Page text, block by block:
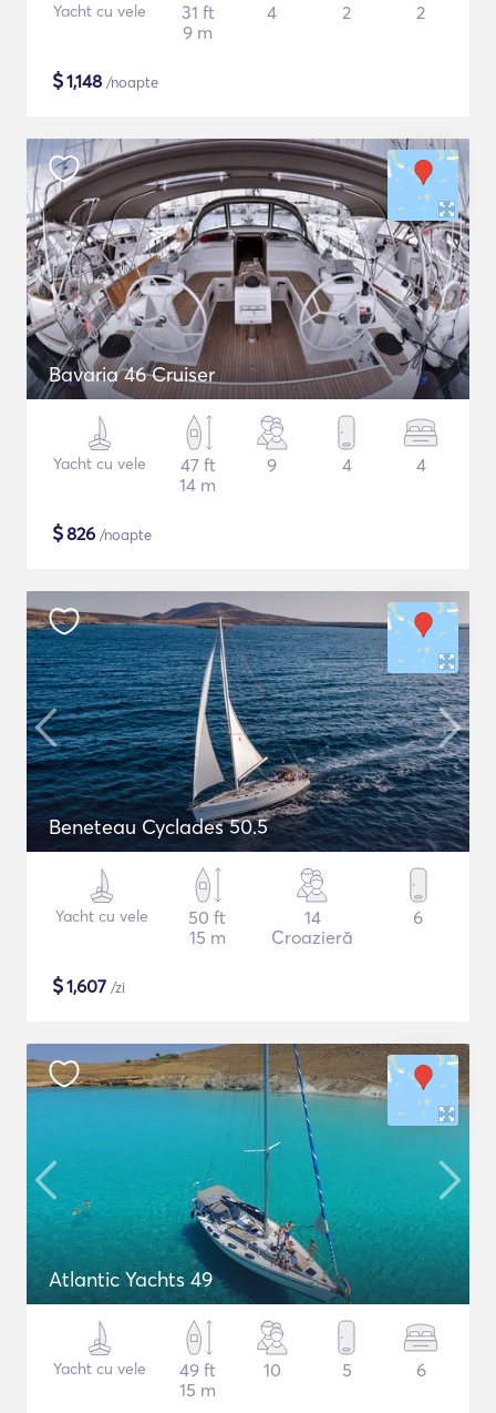
Yacht cu vele
31 ft
9 m
4 2 2
$1,148 /noapte
Bavaria 46 Cruiser
Yacht cu vele
47 ft
14 m
9 4 4
$826 /noapte
Beneteau Cyclades 50.5
Yacht cu vele
50 ft
15 m
14
Croazieră
6
$1,607 /zi
Atlantic Yachts 49
Yacht cu vele
49 ft
15 m
10 5 6